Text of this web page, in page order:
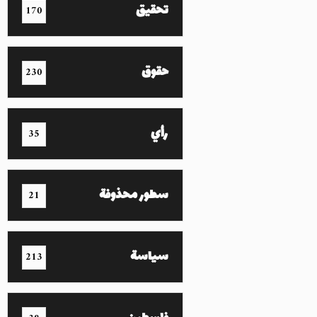
تحقيق 170
حقوق 230
رأي 35
سطور محذوفة 21
سياسة 213